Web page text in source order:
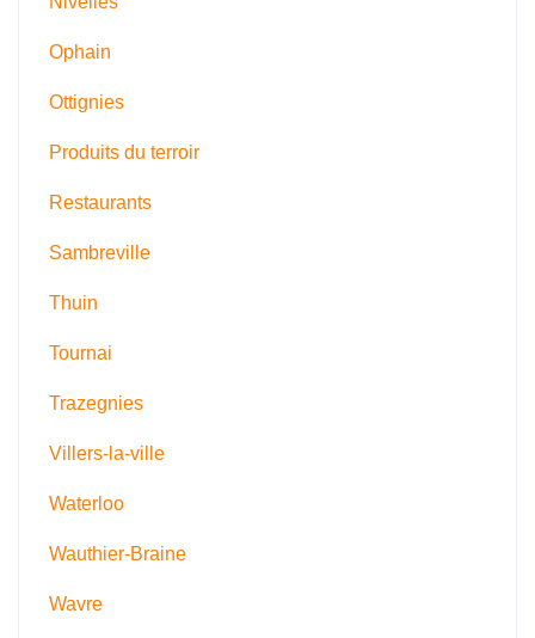
Ophain
Ottignies
Produits du terroir
Restaurants
Sambreville
Thuin
Tournai
Trazegnies
Villers-la-ville
Waterloo
Wauthier-Braine
Wavre